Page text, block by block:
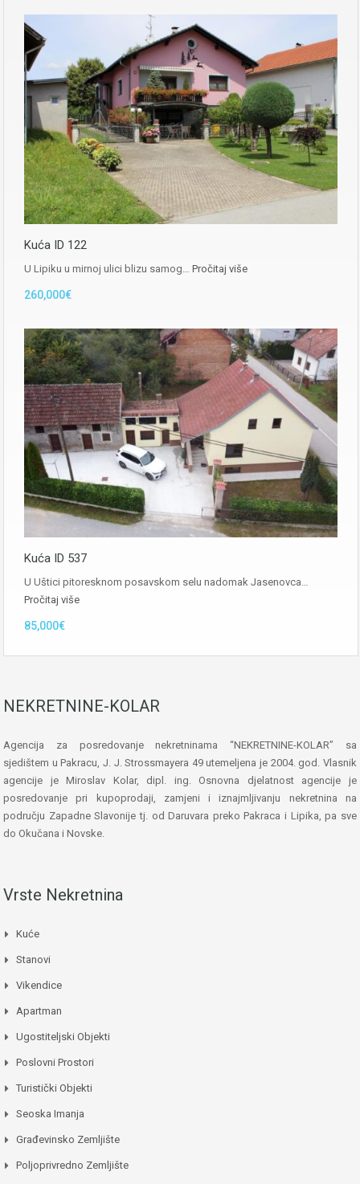
Kuća ID 122
U Lipiku u mirnoj ulici blizu samog… Pročitaj više
260,000€
Kuća ID 537
U Uštici pitoresknom posavskom selu nadomak Jasenovca…
Pročitaj više
85,000€
NEKRETNINE-KOLAR
Agencija za posredovanje nekretninama “NEKRETNINE-KOLAR” sa
sjedištem u Pakracu, J. J. Strossmayera 49 utemeljena je 2004. god. Vlasnik
agencije je Miroslav Kolar, dipl. ing. Osnovna djelatnost agencije je
posredovanje pri kupoprodaji, zamjeni i iznajmljivanju nekretnina na
području Zapadne Slavonije tj. od Daruvara preko Pakraca i Lipika, pa sve
do Okučana i Novske.
Vrste Nekretnina
Kuće
Stanovi
Vikendice
Apartman
Ugostiteljski Objekti
Poslovni Prostori
Turistički Objekti
Seoska Imanja
Građevinsko Zemljište
Poljoprivredno Zemljište